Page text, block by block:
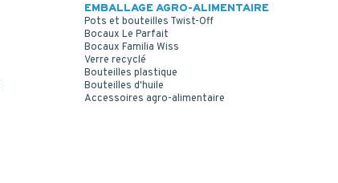
EMBALLAGE AGRO-ALIMENTAIRE
Pots et bouteilles Twist-Off
Bocaux Le Parfait
Bocaux Familia Wiss
Verre recyclé
Bouteilles plastique
Bouteilles d'huile
Accessoires agro-alimentaire